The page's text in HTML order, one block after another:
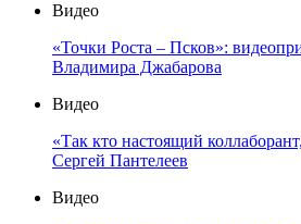
Видео
«Точки Роста – Псков»:
Владимира Джабарова
Видео
«Так кто настоящий
Сергей Пантелеев
Видео